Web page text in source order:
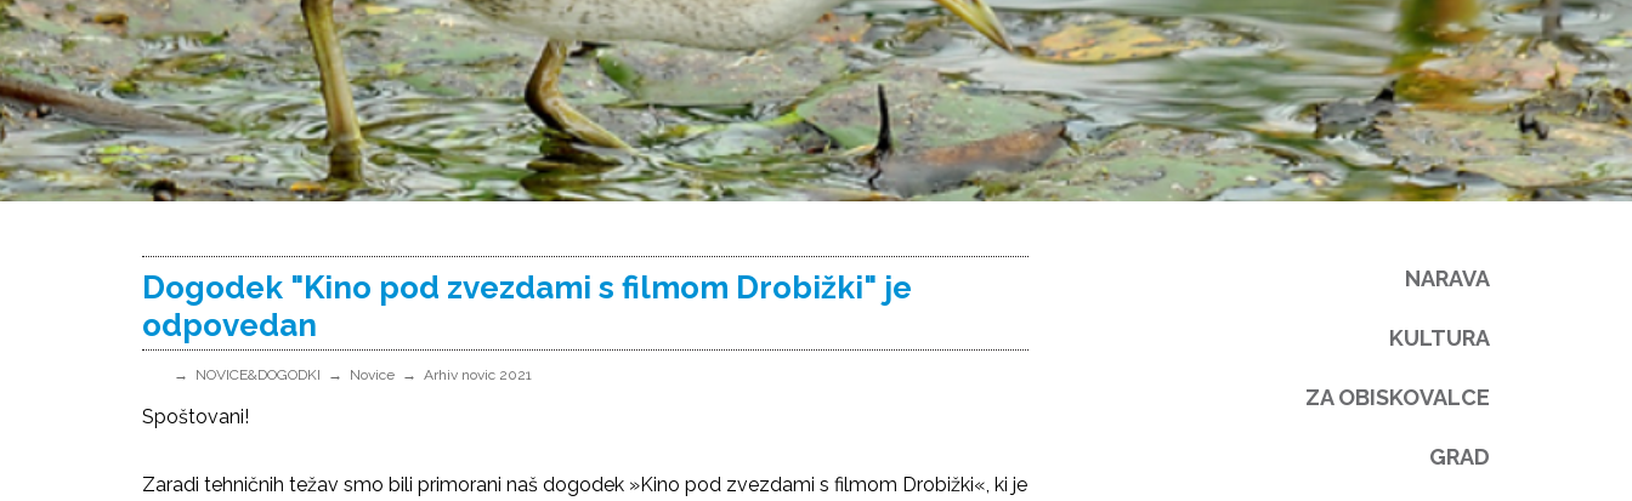
Dogodek "Kino pod zvezdami s filmom Drobižki" je
odpovedan
NOVICE&DOGODKI Novice Arhiv novic 2021
Spoštovani!
Zaradi tehničnih težav smo bili primorani naš dogodek »Kino pod zvezdami s filmom Drobižki«, ki je
NARAVA
KULTURA
ZA OBISKOVALCE
GRAD